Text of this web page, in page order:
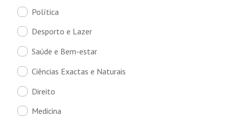
Política
Desporto e Lazer
Saúde e Bem-estar
Ciências Exactas e Naturais
Direito
Medicina